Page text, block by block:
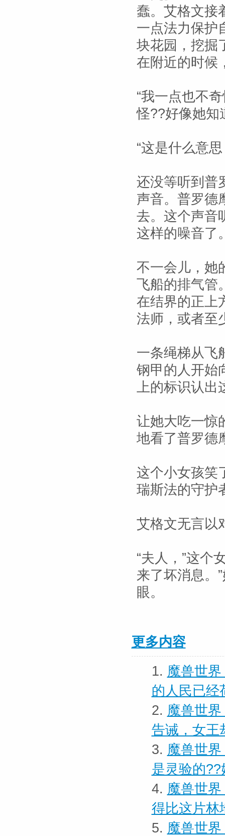
蠢。艾格文接
一点法力保护
块花园，挖掘
在附近的时候
“我一点也不
怪??好像她知
“这是什么意思
还没等听到普
声音。普罗德
去。这个声音
这样的噪音了
不一会儿，她
飞船的排气管
在结界的正上
法师，或者至
一条绳梯从飞
钢甲的人开始
上的标识认出
让她大吃一惊
地看了普罗德
这个小女孩笑
瑞斯法的守护
艾格文无言以
“夫人，”这个
来了坏消息。
眼。
更多内容
1. 魔兽世
的人民已经
2. 魔兽世
告诫，女王
3. 魔兽世
是灵验的??
4. 魔兽世
得比这片林
5. 魔兽世